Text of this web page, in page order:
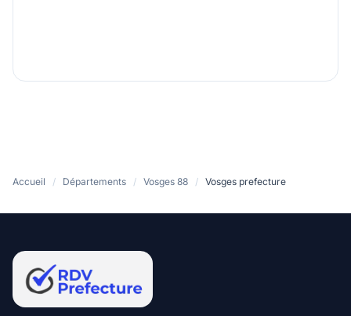
Accueil / Départements / Vosges 88 / Vosges prefecture